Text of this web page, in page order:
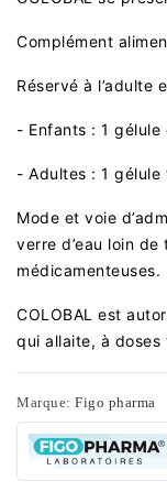
Complément
Réservé à l’adulte
- Enfants : 1
- Adultes : 1
Mode et voie
verre d’eau loin
médicamenteuses.
COLOBAL est
qui allaite, à doses
Marque: Figo pharma